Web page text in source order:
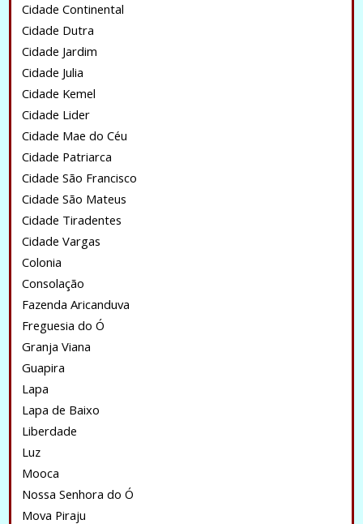
Cidade Continental
Cidade Dutra
Cidade Jardim
Cidade Julia
Cidade Kemel
Cidade Lider
Cidade Mae do Céu
Cidade Patriarca
Cidade São Francisco
Cidade São Mateus
Cidade Tiradentes
Cidade Vargas
Colonia
Consolação
Fazenda Aricanduva
Freguesia do Ó
Granja Viana
Guapira
Lapa
Lapa de Baixo
Liberdade
Luz
Mooca
Nossa Senhora do Ó
Mova Piraju